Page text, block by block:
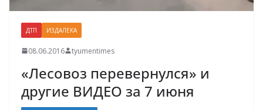
ДТП ИЗДАЛЕКА
08.06.2016 tyumentimes
«Лесовоз перевернулся» и
другие ВИДЕО за 7 июня